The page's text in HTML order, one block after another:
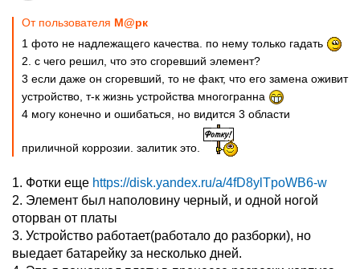
От пользователя М@рк
1 фото не надлежащего качества. по нему только гадать
2. с чего решил, что это сгоревший элемент?
3 если даже он сгоревший, то не факт, что его замена оживит
устройство, т-к жизнь устройства многогранна
4 могу конечно и ошибаться, но видится 3 области
приличной коррозии. залитик это.
1. Фотки еще https://disk.yandex.ru/a/4fD8ylTpoWB6-w
2. Элемент был наполовину черный, и одной ногой
оторван от платы
3. Устройство работает(работало до разборки), но
выедает батарейку за несколько дней.